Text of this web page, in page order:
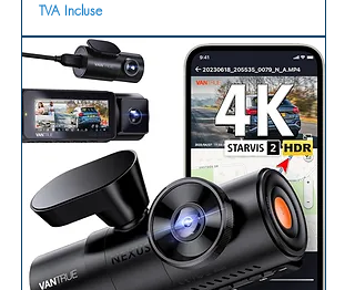
TVA Incluse